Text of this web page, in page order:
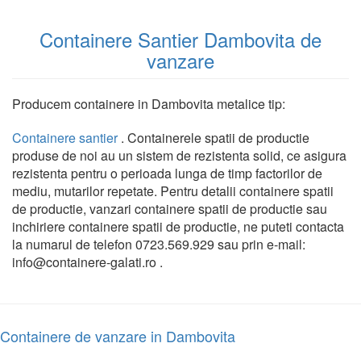
Containere Santier Dambovita de
vanzare
Producem containere in Dambovita metalice tip:
Containere santier. Containerele spatii de productie
produse de noi au un sistem de rezistenta solid, ce asigura
rezistenta pentru o perioada lunga de timp factorilor de
mediu, mutarilor repetate. Pentru detalii containere spatii
de productie, vanzari containere spatii de productie sau
inchiriere containere spatii de productie, ne puteti contacta
la numarul de telefon 0723.569.929 sau prin e-mail:
info@containere-galati.ro .
Containere de vanzare in Dambovita